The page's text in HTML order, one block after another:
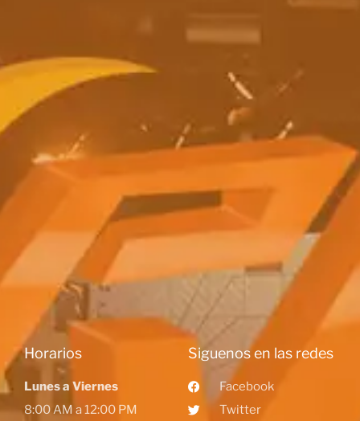
Horarios
Lunes a Viernes
8:00 AM a 12:00 PM
Siguenos en las redes
Facebook
Twitter